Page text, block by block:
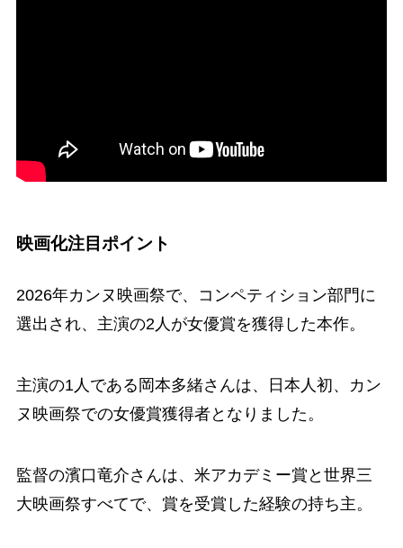
映画化注目ポイント
2026年カンヌ映画祭で、コンペティション部門に
選出され、主演の2人が女優賞を獲得した本作。
主演の1人である岡本多緒さんは、日本人初、カン
ヌ映画祭での女優賞獲得者となりました。
監督の濱口竜介さんは、米アカデミー賞と世界三
大映画祭すべてで、賞を受賞した経験の持ち主。